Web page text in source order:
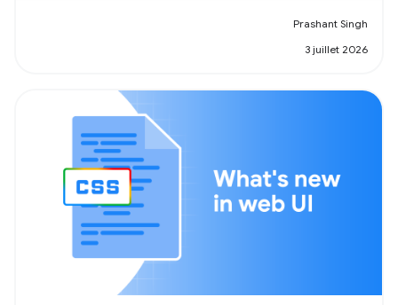
Prashant Singh
3 juillet 2026